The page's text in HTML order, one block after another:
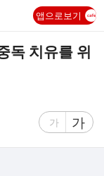
앱으로보기
독 치유를 위
글
가
글
자
가